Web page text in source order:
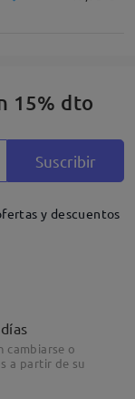
15% dto
Suscribir
y descuentos
cambiarse o
a partir de su